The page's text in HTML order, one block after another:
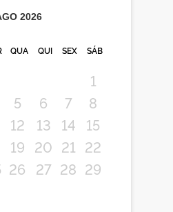
2026
QUA QUI SEX SÁB
1
5 6 7
8
12 13 14
15
19 20 21
22
26 27 28 29